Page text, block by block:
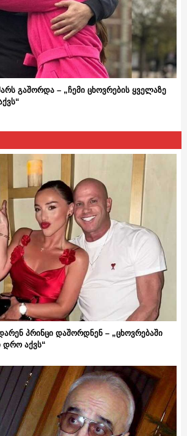
გაშორდა – „ჩემი ცხოვრების ყველაზე
პრინცი დაშორდნენ – „ცხოვრებაში
დრო აქვს“